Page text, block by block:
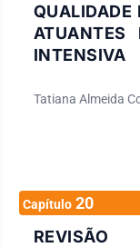
QUALIDADE
ATUANTES
INTENSIVA
Tatiana Almeida
Capítulo 20
REVISÃO